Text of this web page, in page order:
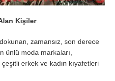
Kişiler.
zamansız, son derece
ünlü moda markaları,
erkek ve kadın kıyafetleri